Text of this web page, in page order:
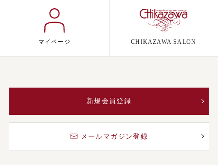
マイページ CHIKAZAWA SALON
新規会員登録
メールマガジン登録